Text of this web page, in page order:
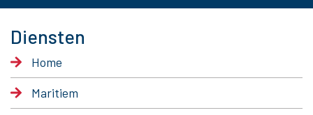
Diensten
Home
Maritiem